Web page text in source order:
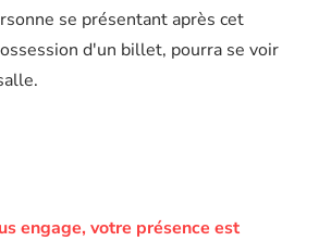
se présentant après cet
d'un billet, pourra se voir
engage, votre présence est